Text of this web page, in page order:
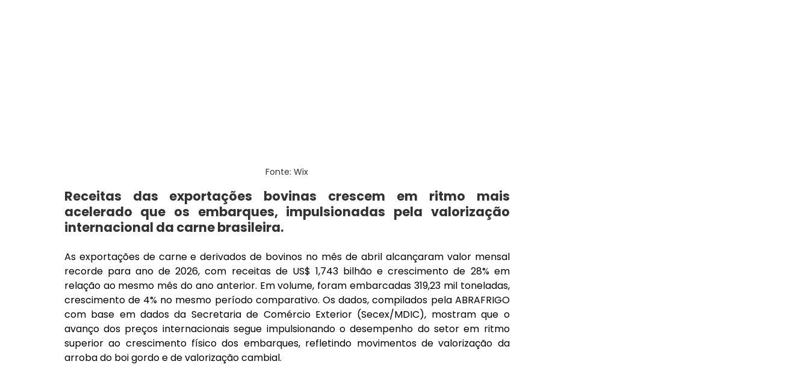
Fonte: Wix
Receitas das exportações bovinas crescem em ritmo mais
acelerado que os embarques, impulsionadas pela valorização
internacional da carne brasileira.
As exportações de carne e derivados de bovinos no mês de abril alcançaram valor mensal
recorde para ano de 2026, com receitas de US$ 1,743 bilhão e crescimento de 28% em
relação ao mesmo mês do ano anterior. Em volume, foram embarcadas 319,23 mil toneladas,
crescimento de 4% no mesmo período comparativo. Os dados, compilados pela ABRAFRIGO
com base em dados da Secretaria de Comércio Exterior (Secex/MDIC), mostram que o
avanço dos preços internacionais segue impulsionando o desempenho do setor em ritmo
superior ao crescimento físico dos embarques, refletindo movimentos de valorização da
arroba do boi gordo e de valorização cambial.